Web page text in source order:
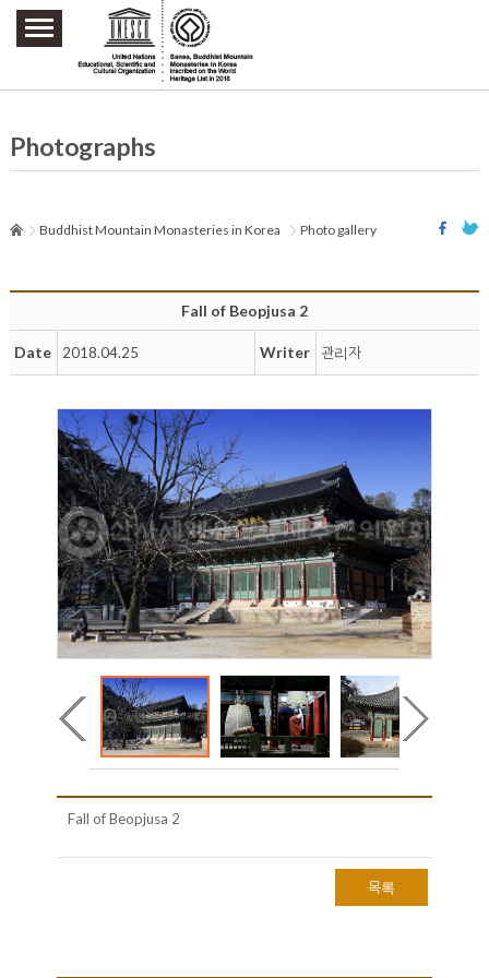
주요메뉴 바로가기
본문 바로가기
하단메뉴 바로가기
Photographs
Buddhist Mountain Monasteries in Korea Photo gallery
Fall of Beopjusa 2
Date 2018.04.25 Writer 관리자
Fall of Beopjusa 2
목록